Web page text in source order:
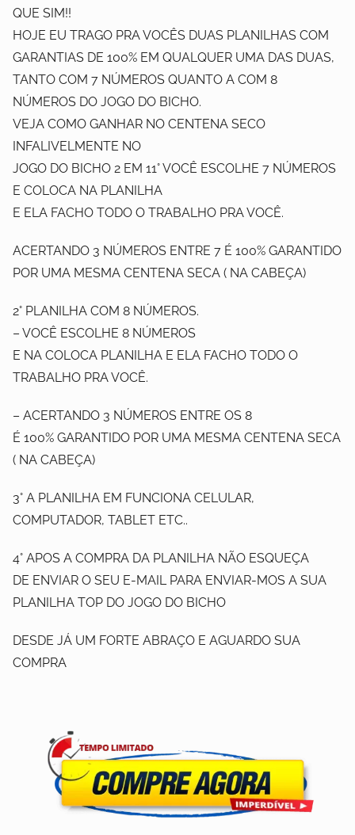
QUE SIM!!
HOJE EU TRAGO PRA VOCÊS DUAS PLANILHAS COM
GARANTIAS DE 100% EM QUALQUER UMA DAS DUAS,
TANTO COM 7 NÚMEROS QUANTO A COM 8
NÚMEROS DO JOGO DO BICHO.
VEJA COMO GANHAR NO CENTENA SECO
INFALIVELMENTE NO
JOGO DO BICHO 2 EM 11° VOCÊ ESCOLHE 7 NÚMEROS
E COLOCA NA PLANILHA
E ELA FACHO TODO O TRABALHO PRA VOCÊ.
ACERTANDO 3 NÚMEROS ENTRE 7 É 100% GARANTIDO
POR UMA MESMA CENTENA SECA ( NA CABEÇA)
2° PLANILHA COM 8 NÚMEROS.
– VOCÊ ESCOLHE 8 NÚMEROS
E NA COLOCA PLANILHA E ELA FACHO TODO O
TRABALHO PRA VOCÊ.
– ACERTANDO 3 NÚMEROS ENTRE OS 8
É 100% GARANTIDO POR UMA MESMA CENTENA SECA
( NA CABEÇA)
3° A PLANILHA EM FUNCIONA CELULAR,
COMPUTADOR, TABLET ETC..
4° APOS A COMPRA DA PLANILHA NÃO ESQUEÇA
DE ENVIAR O SEU E-MAIL PARA ENVIAR-MOS A SUA
PLANILHA TOP DO JOGO DO BICHO
DESDE JÁ UM FORTE ABRAÇO E AGUARDO SUA
COMPRA